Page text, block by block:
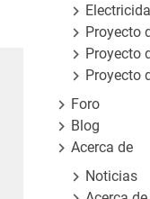
Proyecto
Proyecto
Proyecto
Foro
Blog
Acerca de
Noticias